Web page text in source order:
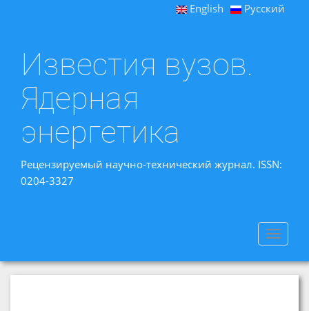
English Русский
Известия вузов.
Ядерная
энергетика
Рецензируемый научно-технический журнал. ISSN:
0204-3327
Toggle